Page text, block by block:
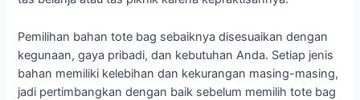
Pemilihan bahan tote bag sebaiknya disesuaikan dengan
kegunaan, gaya pribadi, dan kebutuhan Anda. Setiap jenis
bahan memiliki kelebihan dan kekurangan masing-masing,
jadi pertimbangkan dengan baik sebelum memilih tote bag